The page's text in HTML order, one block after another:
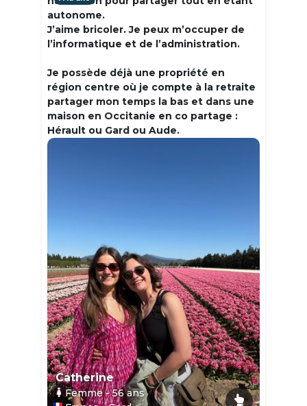
autonome.
J’aime bricoler. Je peux m’occuper de
l’informatique et de l’administration.
Je possède déjà une propriété en
région centre où je compte à la retraite
partager mon temps la bas et dans une
maison en Occitanie en co partage :
Hérault ou Gard ou Aude.
Catherine
Femme- 56ans